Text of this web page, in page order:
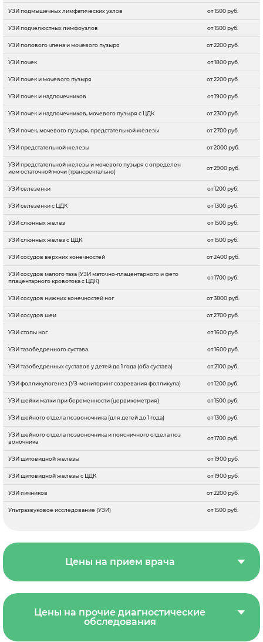
УЗИ подмышечных лимфатических узлов от 1500 руб.
УЗИ подчелюстных лимфоузлов от 1500 руб.
УЗИ полового члена и мочевого пузыря от 2200 руб.
УЗИ почек от 1800 руб.
УЗИ почек и мочевого пузыря от 2200 руб.
УЗИ почек и надпочечников от 1900 руб.
УЗИ почек и надпочечников, мочевого пузыря с ЦДК от 2300 руб.
УЗИ почек, мочевого пузыря, предстательной железы от 2700 руб.
УЗИ предстательной железы от 2000 руб.
УЗИ предстательной железы и мочевого пузыря с определен
ием остаточной мочи (трансректально)
от 2900 руб.
УЗИ селезенки от 1200 руб.
УЗИ селезенки с ЦДК от 1300 руб.
УЗИ слюнных желез от 1500 руб.
УЗИ слюнных желез с ЦДК от 1500 руб.
УЗИ сосудов верхних конечностей от 2400 руб.
УЗИ сосудов малого таза (УЗИ маточно-плацентарного и фето
плацентарного кровотока с ЦДК)
от 1700 руб.
УЗИ сосудов нижних конечностей ног от 3800 руб.
УЗИ сосудов шеи от 2700 руб.
УЗИ стопы ног от 1600 руб.
УЗИ тазобедренного сустава от 1600 руб.
УЗИ тазобедренных суставов у детей до 1 года (оба сустава) от 2100 руб.
УЗИ фолликулогенез (УЗ-мониторинг созревания фолликула) от 1200 руб.
УЗИ шейки матки при беременности (цервикометрия) от 1500 руб.
УЗИ шейного отдела позвоночника (для детей до 1 года) от 1300 руб.
УЗИ шейного отдела позвоночника и поясничного отдела поз
воночника
от 1700 руб.
УЗИ щитовидной железы от 1900 руб.
УЗИ щитовидной железы с ЦДК от 1900 руб.
УЗИ яичников от 2200 руб.
Ультразвуковое исследование (УЗИ) от 1500 руб.
Цены на прием врача
Цены на прочие диагностические
обследования